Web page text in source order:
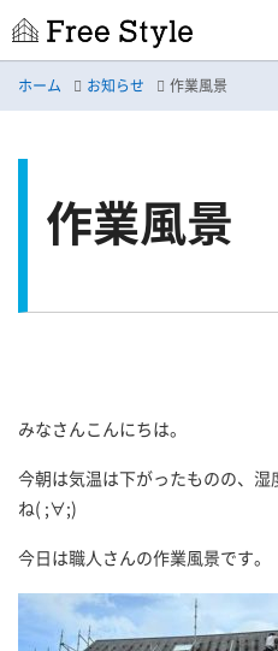
ホーム お知らせ 作業風景
作業風景
みなさんこんにちは。
今朝は気温は下がったものの、
ね( ;∀;)
今日は職人さんの作業風景です。